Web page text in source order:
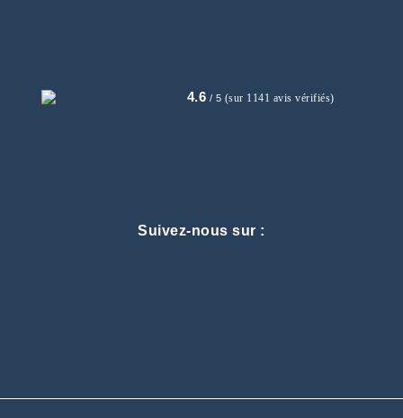
4.6 / 5 (sur 1141 avis vérifiés)
Suivez-nous sur :